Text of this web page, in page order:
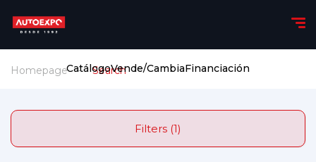
CatálogoVende/CambiaFinanciación
Homepage Search
Filters (1)